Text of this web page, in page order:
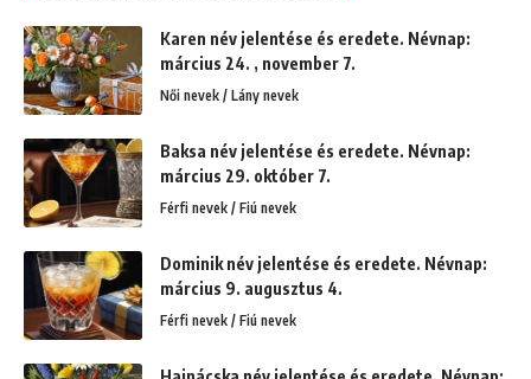
Karen név jelentése és eredete. Névnap:
március 24. , november 7.
Női nevek / Lány nevek
Baksa név jelentése és eredete. Névnap:
március 29. október 7.
Férfi nevek / Fiú nevek
Dominik név jelentése és eredete. Névnap:
március 9. augusztus 4.
Férfi nevek / Fiú nevek